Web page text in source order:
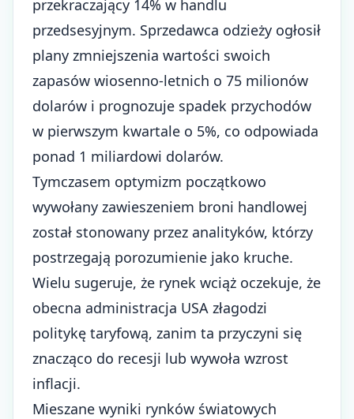
przekraczający 14% w handlu
przedsesyjnym. Sprzedawca odzieży ogłosił
plany zmniejszenia wartości swoich
zapasów wiosenno-letnich o 75 milionów
dolarów i prognozuje spadek przychodów
w pierwszym kwartale o 5%, co odpowiada
ponad 1 miliardowi dolarów.
Tymczasem optymizm początkowo
wywołany zawieszeniem broni handlowej
został stonowany przez analityków, którzy
postrzegają porozumienie jako kruche.
Wielu sugeruje, że rynek wciąż oczekuje, że
obecna administracja USA złagodzi
politykę taryfową, zanim ta przyczyni się
znacząco do recesji lub wywoła wzrost
inflacji.
Mieszane wyniki rynków światowych